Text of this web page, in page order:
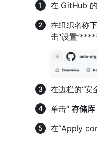
在 GitHub
在组织名称
击“设置
在边栏的“安
单击“ 存储库
在“Apply